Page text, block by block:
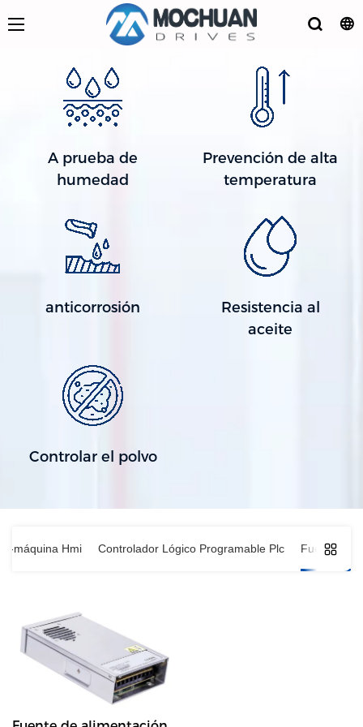
A prueba de
humedad
Prevención de alta
temperatura
anticorrosión
Resistencia al
aceite
Controlar el polvo
máquina Hmi Controlador Lógico Programable Plc Fuente de